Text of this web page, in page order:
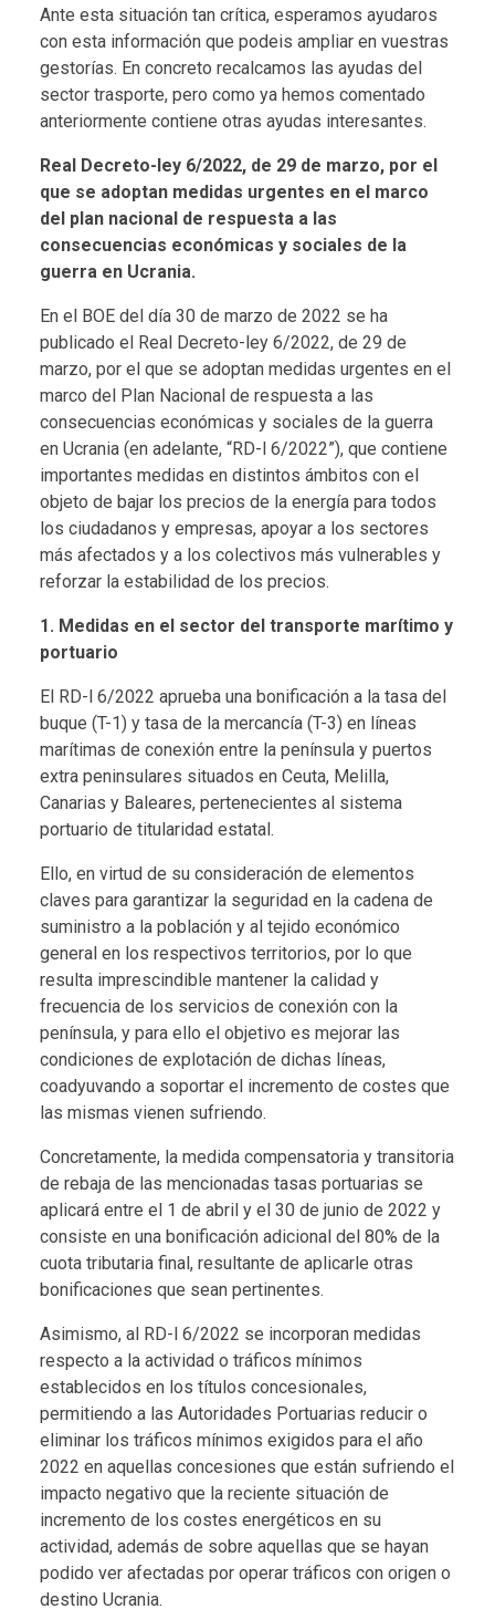
Ante esta situación tan crítica, esperamos ayudaros
con esta información que podeis ampliar en vuestras
gestorías. En concreto recalcamos las ayudas del
sector trasporte, pero como ya hemos comentado
anteriormente contiene otras ayudas interesantes.
Real Decreto-ley 6/2022, de 29 de marzo, por el
que se adoptan medidas urgentes en el marco
del plan nacional de respuesta a las
consecuencias económicas y sociales de la
guerra en Ucrania.
En el BOE del día 30 de marzo de 2022 se ha
publicado el Real Decreto-ley 6/2022, de 29 de
marzo, por el que se adoptan medidas urgentes en el
marco del Plan Nacional de respuesta a las
consecuencias económicas y sociales de la guerra
en Ucrania (en adelante, “RD-l 6/2022”), que contiene
importantes medidas en distintos ámbitos con el
objeto de bajar los precios de la energía para todos
los ciudadanos y empresas, apoyar a los sectores
más afectados y a los colectivos más vulnerables y
reforzar la estabilidad de los precios.
1. Medidas en el sector del transporte marítimo y
portuario
El RD-l 6/2022 aprueba una bonificación a la tasa del
buque (T-1) y tasa de la mercancía (T-3) en líneas
marítimas de conexión entre la península y puertos
extra peninsulares situados en Ceuta, Melilla,
Canarias y Baleares, pertenecientes al sistema
portuario de titularidad estatal.
Ello, en virtud de su consideración de elementos
claves para garantizar la seguridad en la cadena de
suministro a la población y al tejido económico
general en los respectivos territorios, por lo que
resulta imprescindible mantener la calidad y
frecuencia de los servicios de conexión con la
península, y para ello el objetivo es mejorar las
condiciones de explotación de dichas líneas,
coadyuvando a soportar el incremento de costes que
las mismas vienen sufriendo.
Concretamente, la medida compensatoria y transitoria
de rebaja de las mencionadas tasas portuarias se
aplicará entre el 1 de abril y el 30 de junio de 2022 y
consiste en una bonificación adicional del 80% de la
cuota tributaria final, resultante de aplicarle otras
bonificaciones que sean pertinentes.
Asimismo, al RD-l 6/2022 se incorporan medidas
respecto a la actividad o tráficos mínimos
establecidos en los títulos concesionales,
permitiendo a las Autoridades Portuarias reducir o
eliminar los tráficos mínimos exigidos para el año
2022 en aquellas concesiones que están sufriendo el
impacto negativo que la reciente situación de
incremento de los costes energéticos en su
actividad, además de sobre aquellas que se hayan
podido ver afectadas por operar tráficos con origen o
destino Ucrania.